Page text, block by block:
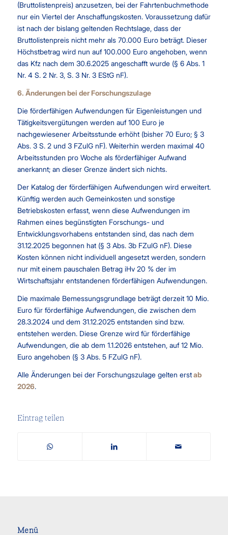
(Bruttolistenpreis) anzusetzen, bei der Fahrtenbuchmethode
nur ein Viertel der Anschaffungskosten. Voraussetzung dafür
ist nach der bislang geltenden Rechtslage, dass der
Bruttolistenpreis nicht mehr als 70.000 Euro beträgt. Dieser
Höchstbetrag wird nun auf 100.000 Euro angehoben, wenn
das Kfz nach dem 30.6.2025 angeschafft wurde (§ 6 Abs. 1
Nr. 4 S. 2 Nr. 3, S. 3 Nr. 3 EStG nF).
6. Änderungen bei der Forschungszulage
Die förderfähigen Aufwendungen für Eigenleistungen und
Tätigkeitsvergütungen werden auf 100 Euro je
nachgewiesener Arbeitsstunde erhöht (bisher 70 Euro; § 3
Abs. 3 S. 2 und 3 FZulG nF). Weiterhin werden maximal 40
Arbeitsstunden pro Woche als förderfähiger Aufwand
anerkannt; an dieser Grenze ändert sich nichts.
Der Katalog der förderfähigen Aufwendungen wird erweitert.
Künftig werden auch Gemeinkosten und sonstige
Betriebskosten erfasst, wenn diese Aufwendungen im
Rahmen eines begünstigten Forschungs- und
Entwicklungsvorhabens entstanden sind, das nach dem
31.12.2025 begonnen hat (§ 3 Abs. 3b FZulG nF). Diese
Kosten können nicht individuell angesetzt werden, sondern
nur mit einem pauschalen Betrag iHv 20 % der im
Wirtschaftsjahr entstandenen förderfähigen Aufwendungen.
Die maximale Bemessungsgrundlage beträgt derzeit 10 Mio.
Euro für förderfähige Aufwendungen, die zwischen dem
28.3.2024 und dem 31.12.2025 entstanden sind bzw.
entstehen werden. Diese Grenze wird für förderfähige
Aufwendungen, die ab dem 1.1.2026 entstehen, auf 12 Mio.
Euro angehoben (§ 3 Abs. 5 FZulG nF).
Alle Änderungen bei der Forschungszulage gelten erstab
2026.
Eintrag teilen
Menü